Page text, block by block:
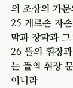
의 조상의 가
25 게르손 자
막과 장막과
26 뜰의 휘장
는 뜰의 휘장
이니라